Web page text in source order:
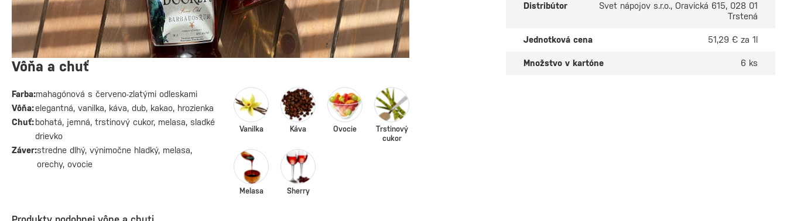
Vôňa a chuť
Farba:mahagónová s červeno-zlatými odleskami
Vôňa:elegantná, vanilka, káva, dub, kakao, hrozienka
Chuť:bohatá, jemná, trstinový cukor, melasa, sladké
drievko
Záver:stredne dlhý, výnimočne hladký, melasa,
orechy, ovocie
Vanilka Káva Ovocie
Trstinový
cukor
Melasa Sherry
Distribútor
Svet nápojov s.r.o., Oravická 615, 028 01
Trstená
Jednotková cena 51,29 € za 1l
Množstvo v kartóne 6 ks